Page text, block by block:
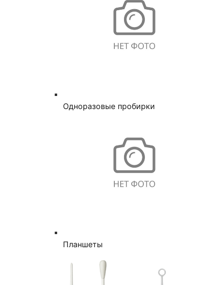
Одноразовые пробирки
Планшеты